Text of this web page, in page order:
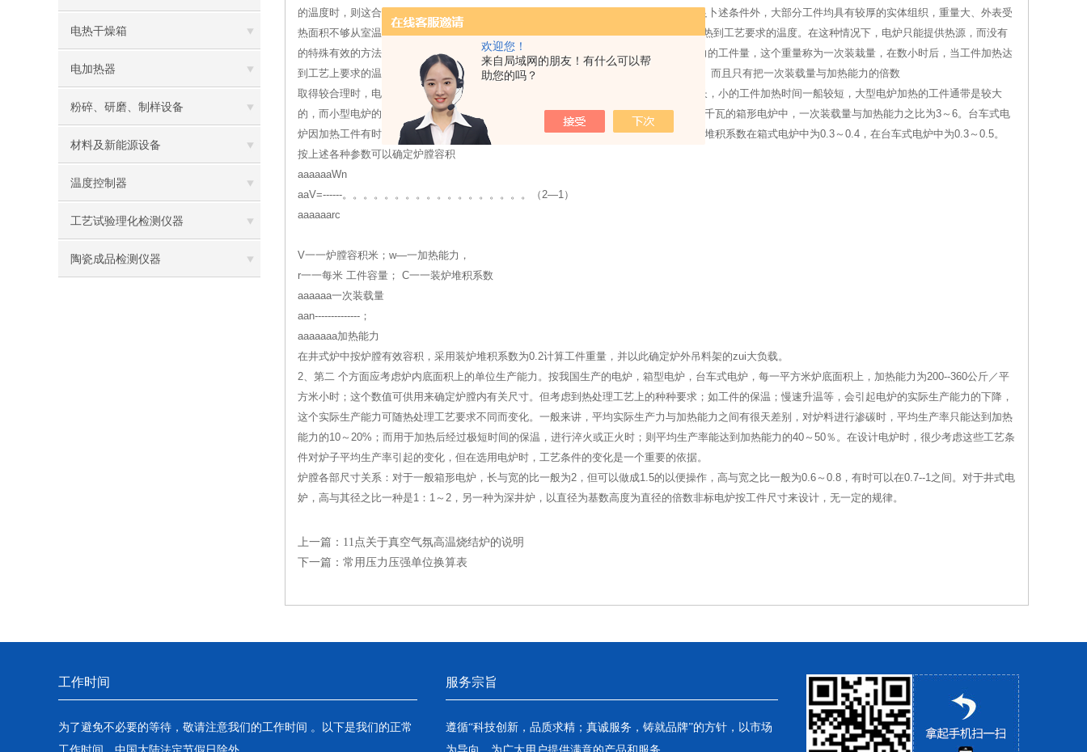
欢迎您！
来自局域网的朋友！有什么可以帮
助您的吗？
电热干燥箱
电加热器
粉碎、研磨、制样设备
材料及新能源设备
温度控制器
工艺试验理化检测仪器
陶瓷成品检测仪器
的温度时，则这合电炉的加热能力才能全部发挥出来，但除部分小型或薄型工件尚能满足卜述条件外，大部分工件均具有较厚的实体组织，重量大、外表受
热面积不够从室温加热到工艺要求的温度的时间，要大于1小时，有的要数个小时才能加热到工艺要求的温度。在这种情况下，电炉只能提供热源，而没有
的特殊有效的方法来大大加快加热速度，因而只能采取在炉膛中同时放入数倍于加热能力的工件量，这个重量称为一次装栽量，在数小时后，当工件加热达
到工艺上要求的温度时，一起出炉。这样的加热方法、能较有效地发挥 电炉的加热效能。而且只有把一次装载量与加热能力的倍数
取得较合理时，电炉才能在任何情况下，保持高的生产能力，大的工件加热时间一般较长，小的工件加热时间一船较短，大型电炉加热的工件通带是较大
的，而小型电炉的工件通常是较小的，相互之间均存在着一个关系比例数值。从10～100千瓦的箱形电炉中，一次装载量与加热能力之比为3～6。台车式电
炉因加热工件有时比箱式炉的大，所以这个比值对100千瓦的台车式电炉可达到10。装炉堆积系数在箱式电炉中为0.3～0.4，在台车式电炉中为0.3～0.5。
按上述各种参数可以确定炉膛容积
aaaaaaWn
aaV=------。。。。。。。。。。。。。。。。。。（2—1）
aaaaaarc
V一一炉膛容积米；w—一加热能力，
r一一每米 工件容量； C一一装炉堆积系数
aaaaaa一次装载量
aan--------------；
aaaaaaa加热能力
在井式炉中按炉膛有效容积，采用装炉堆积系数为0.2计算工件重量，并以此确定炉外吊料架的zui大负载。
2、第二 个方面应考虑炉内底面积上的单位生产能力。按我国生产的电炉，箱型电炉，台车式电炉，每一平方米炉底面积上，加热能力为200--360公斤／平
方米小时；这个数值可供用来确定炉膛内有关尺寸。但考虑到热处理工艺上的种种要求；如工件的保温；慢速升温等，会引起电炉的实际生产能力的下降，
这个实际生产能力可随热处理工艺要求不同而变化。一般来讲，平均实际生产力与加热能力之间有很天差别，对炉料进行渗碳时，平均生产率只能达到加热
能力的10～20%；而用于加热后经过极短时间的保温，进行淬火或正火时；则平均生产率能达到加热能力的40～50％。在设计电炉时，很少考虑这些工艺条
件对炉子平均生产率引起的变化，但在选用电炉时，工艺条件的变化是一个重要的依据。
炉膛各部尺寸关系：对于一般箱形电炉，长与宽的比一般为2，但可以做成1.5的以便操作，高与宽之比一般为0.6～0.8，有时可以在0.7--1之间。对于井式电
妒，高与其径之比一种是1：1～2，另一种为深井炉，以直径为基数高度为直径的倍数非标电炉按工件尺寸来设计，无一定的规律。
上一篇： 11点关于真空气氛高温烧结炉的说明
下一篇： 常用压力压强单位换算表
工作时间
为了避免不必要的等待，敬请注意我们的工作时间 。以下是我们的正常
服务宗旨
遵循“科技创新，品质求精；真诚服务，铸就品牌”的方针，以市场